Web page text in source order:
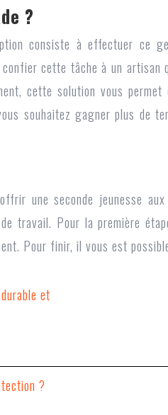
?
consiste à effectuer ce
cette tâche à un
cette solution vous
souhaitez gagner plus de
une seconde jeunesse
travail. Pour la première
Pour finir, il vous est
et
?